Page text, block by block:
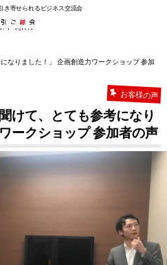
き寄せられるビジネス交流会
なりました！」 企画創造力ワークショップ 参加
お客様の声
けて、とても参考になり
ークショップ 参加者の声